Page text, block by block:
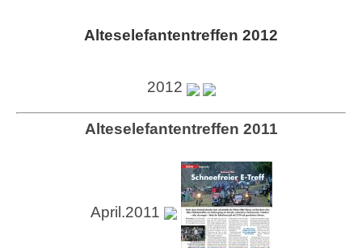
Alteselefantentreffen 2012
2012
Alteselefantentreffen 2011
April.2011